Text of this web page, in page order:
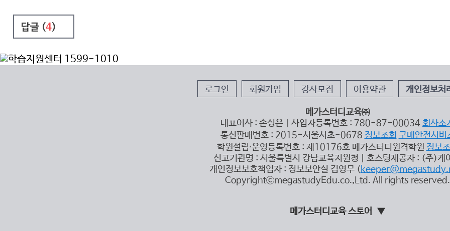
답글 (4)
로그인 회원가입 강사모집 이용약관 개인정보처
메가스터디교육㈜
대표이사 : 손성은 | 사업자등록번호 : 780-87-00034 회사소
통신판매번호 : 2015-서울서초-0678 정보조회 구매안전서비
학원설립∙운영등록번호 : 제10176호 메가스터디원격학원 정보
신고기관명 : 서울특별시 강남교육지원청 | 호스팅제공자 : (주)케
개인정보보호책임자 : 정보보안실 김영무 (
CopyrightⓒmegastudyEdu.co.,Ltd. All rights reserved.
메가스터디교육 스토어